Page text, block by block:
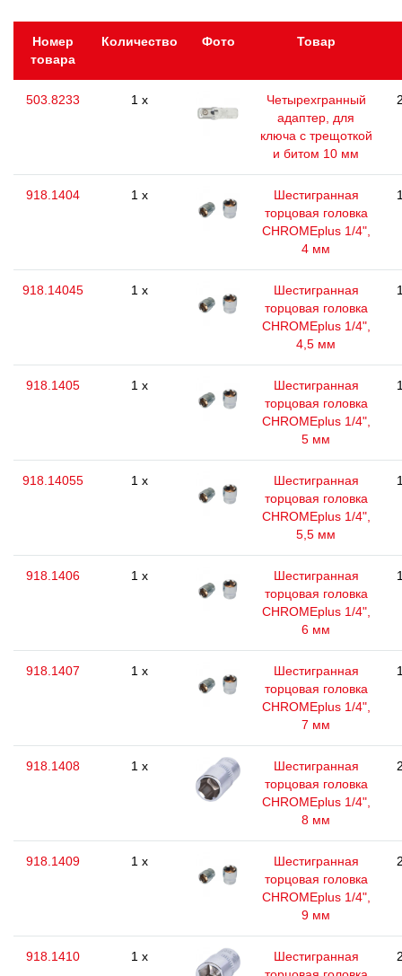
Номер
товара
Количество Фото Товар
503.8233 1 x
Четырехгранный
адаптер, для
ключа с трещоткой
и битом 10 мм
918.1404 1 x
Шестигранная
торцовая головка
CHROMEplus 1/4",
4 мм
918.14045 1 x
Шестигранная
торцовая головка
CHROMEplus 1/4",
4,5 мм
918.1405 1 x
Шестигранная
торцовая головка
CHROMEplus 1/4",
5 мм
918.14055 1 x
Шестигранная
торцовая головка
CHROMEplus 1/4",
5,5 мм
918.1406 1 x
Шестигранная
торцовая головка
CHROMEplus 1/4",
6 мм
918.1407 1 x
Шестигранная
торцовая головка
CHROMEplus 1/4",
7 мм
918.1408 1 x
Шестигранная
торцовая головка
CHROMEplus 1/4",
8 мм
918.1409 1 x
Шестигранная
торцовая головка
CHROMEplus 1/4",
9 мм
918.1410 1 x
Шестигранная